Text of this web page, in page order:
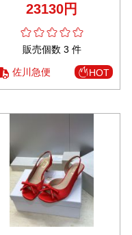
23130円
販売個数 3 件
佐川急便 HOT